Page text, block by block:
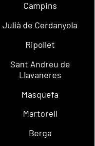
Campins
Julià de Cerdanyola
Ripollet
Sant Andreu de
Llavaneres
Masquefa
Martorell
Berga